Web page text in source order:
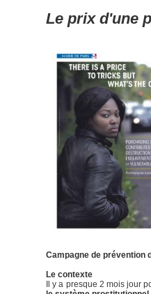
Le prix d'une
Campagne de prévention
Le contexte
Il y a presque 2 mois jour